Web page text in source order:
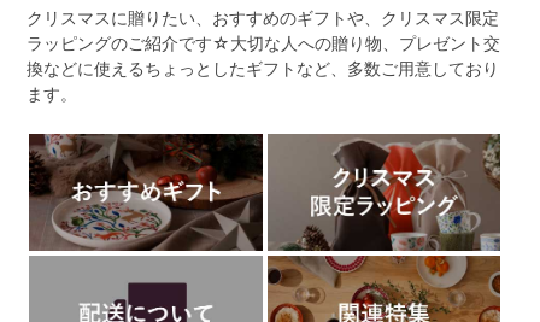
クリスマスに贈りたい、おすすめのギフトや、クリスマス限定
ラッピングのご紹介です☆大切な人への贈り物、プレゼント交
換などに使えるちょっとしたギフトなど、多数ご用意しており
ます。